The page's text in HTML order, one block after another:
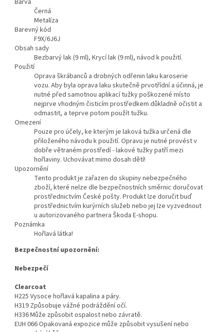
Černá
Metalíza
Barevný kód
F9X/6J6J
Obsah sady
Bezbarvý lak (9 ml), Krycí lak (9 ml), návod k použití.
Použití
Oprava škrábanců a drobných odřenin laku karoserie
vozu. Aby byla oprava laku skutečně prvotřídní a účinná, je
nutné před samotnou aplikací tužky poškozené místo
nejprve vhodným čisticím prostředkem důkladně očistit a
odmastit, a teprve potom použít tužku.
Omezení
Pouze pro účely, ke kterým je laková tužka určená dle
přiloženého návodu k použití. Opravu je nutné provést v
dobře větraném prostředí - lakové tužky patří mezi
hořlaviny. Uchovávat mimo dosah dětí!
Upozornění
Tento produkt je zařazen do skupiny nebezpečného
zboží, které nelze dle bezpečnostních směrnic doručovat
prostřednictvím České pošty. Produkt lze doručit buď
prostřednictvím kurýrních služeb nebo jej lze vyzvednout
u autorizovaného partnera Škoda E-shopu.
Poznámka
Hořlavá látka!
Bezpečnostní upozornění:
Nebezpečí
Clearcoat
H225 Vysoce hořlavá kapalina a páry.
H319 Způsobuje vážné podráždění očí.
H336 Může způsobit ospalost nebo závratě.
EUH 066 Opakovaná expozice může způsobit vysušení nebo